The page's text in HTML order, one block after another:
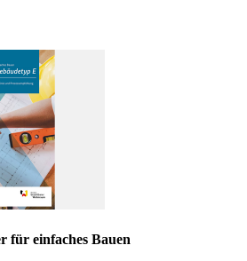
für einfaches Bauen